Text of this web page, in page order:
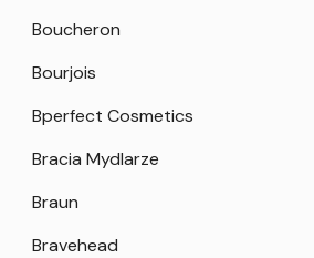
Boucheron
Bourjois
Bperfect Cosmetics
Bracia Mydlarze
Braun
Bravehead